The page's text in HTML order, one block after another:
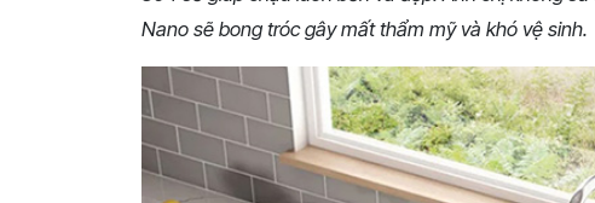
Nano sẽ bong tróc gây mất thẩm mỹ và khó vệ sinh.